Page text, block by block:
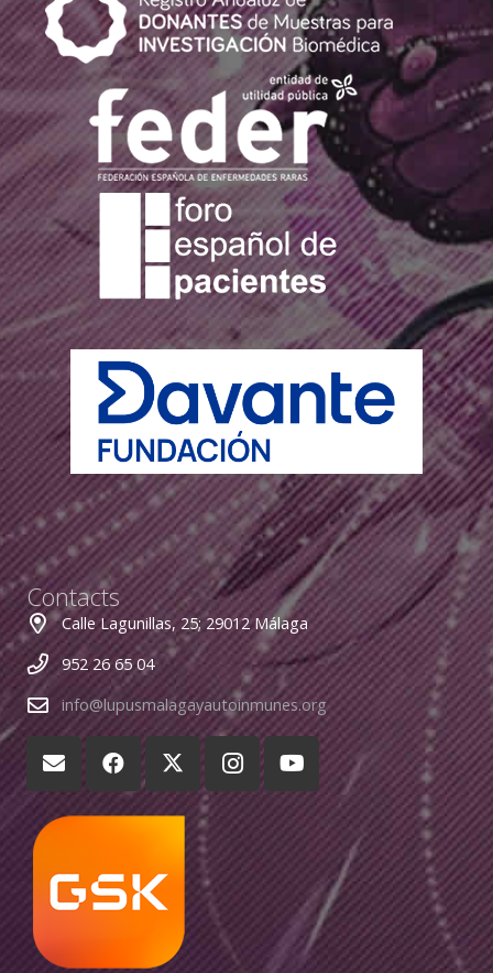
Contacts
Calle Lagunillas, 25; 29012 Málaga
952 26 65 04
info@lupusmalagayautoinmunes.org